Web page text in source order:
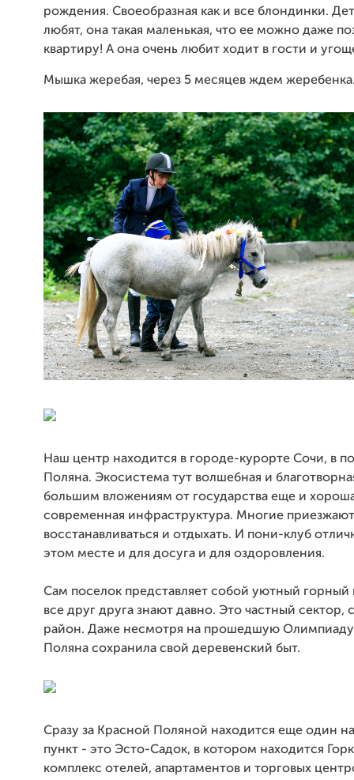
рождения. Своеобразная как и все блондинки.
любят, она такая маленькая, что ее можно даже
квартиру! А она очень любит ходит в гости и
Мышка жеребая, через 5 месяцев ждем
Наш центр находится в городе-курорте Сочи, в
Поляна. Экосистема тут волшебная и
большим вложениям от государства еще и
современная инфраструктура. Многие
восстанавливаться и отдыхать. И пони-клуб
этом месте и для досуга и для оздоровления.
Сам поселок представляет собой уютный горный
все друг друга знают давно. Это частный сектор,
район. Даже несмотря на прошедшую Олимпиаду
Поляна сохранила свой деревенский быт.
Сразу за Красной Поляной находится еще один
пункт - это Эсто-Садок, в котором находится
комплекс отелей, апартаментов и торговых